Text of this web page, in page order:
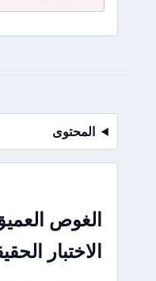
المحتوى
الغوص
الاختبار